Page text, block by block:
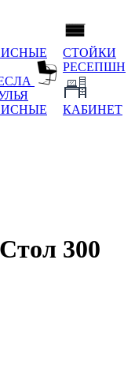
СТОЙКИ
РЕСЕПШН
КАБИНЕТ
300